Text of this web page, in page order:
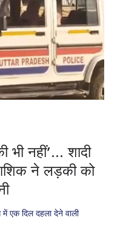
भी नहीं’… शादी
ने लड़की को
एक दिल दहला देने वाली